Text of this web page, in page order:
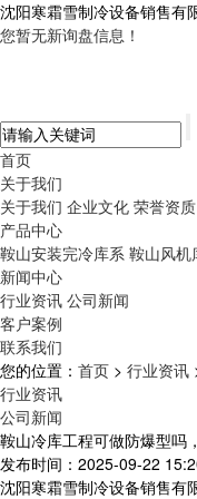
沈阳寒霜雪制冷设备销售有
您暂无新询盘信息！
首页
关于我们
关于我们 企业文化 荣誉资质
产品中心
鞍山安装完冷库系 鞍山风机
新闻中心
行业资讯 公司新闻
客户案例
联系我们
您的位置： 首页 > 行业资讯
行业资讯
公司新闻
鞍山冷库工程可做防爆型吗
发布时间：2025-09-22
沈阳寒霜雪制冷设备销售有